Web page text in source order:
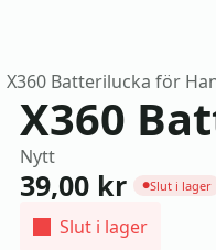
X360 Batterilucka för
X360
Nytt
39,00 kr ●Slut i lager
Slut i lager